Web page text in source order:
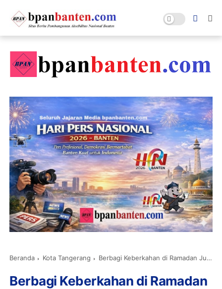
Beranda Kota Tangerang Berbagi Keberkahan di Ramadan Jurnalis Tangerang Raya Mengelar Acara Berbagi Takjil dan Buka Puasa
Berbagi Keberkahan di Ramadan